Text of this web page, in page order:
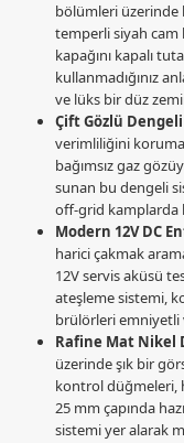
bölümleri üzerinde
temperli siyah cam
kapağını kapalı
kullanmadığınız
ve lüks bir düz
Çift Gözlü Dengeli
verimliliğini
bağımsız gaz
sunan bu dengeli
off-grid kamplarda
Modern 12V DC
harici çakmak
12V servis aküsü
ateşleme sistemi,
brülörleri emniyetli
Rafine Mat Nikel
üzerinde şık bir
kontrol düğmeleri,
25 mm çapında
sistemi yer alarak